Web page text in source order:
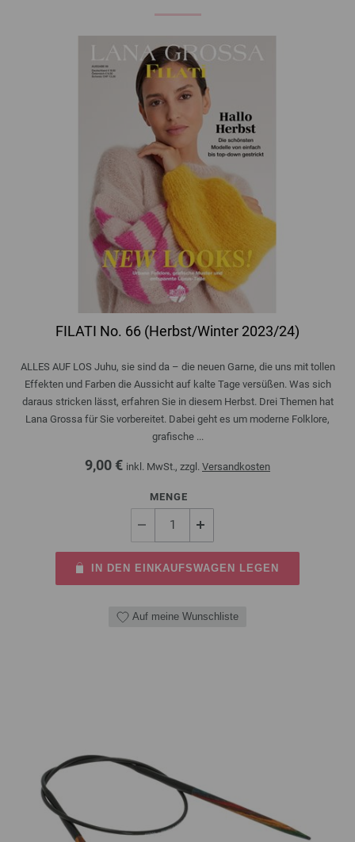
FILATI No. 66 (Herbst/Winter 2023/24)
ALLES AUF LOS Juhu, sie sind da – die neuen Garne, die uns mit tollen
Effekten und Farben die Aussicht auf kalte Tage versüßen. Was sich
daraus stricken lässt, erfahren Sie in diesem Herbst. Drei Themen hat
Lana Grossa für Sie vorbereitet. Dabei geht es um moderne Folklore,
grafische ...
9,00 € inkl. MwSt., zzgl. Versandkosten
MENGE
IN DEN EINKAUFSWAGEN LEGEN
Auf meine Wunschliste